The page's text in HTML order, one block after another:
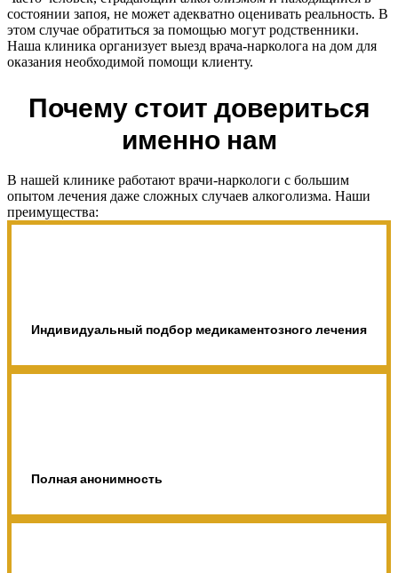
состоянии запоя, не может адекватно оценивать реальность. В
этом случае обратиться за помощью могут родственники.
Наша клиника организует выезд врача-нарколога на дом для
оказания необходимой помощи клиенту.
Почему стоит довериться
именно нам
В нашей клинике работают врачи-наркологи с большим
опытом лечения даже сложных случаев алкоголизма. Наши
преимущества:
Индивидуальный подбор медикаментозного лечения
Полная анонимность